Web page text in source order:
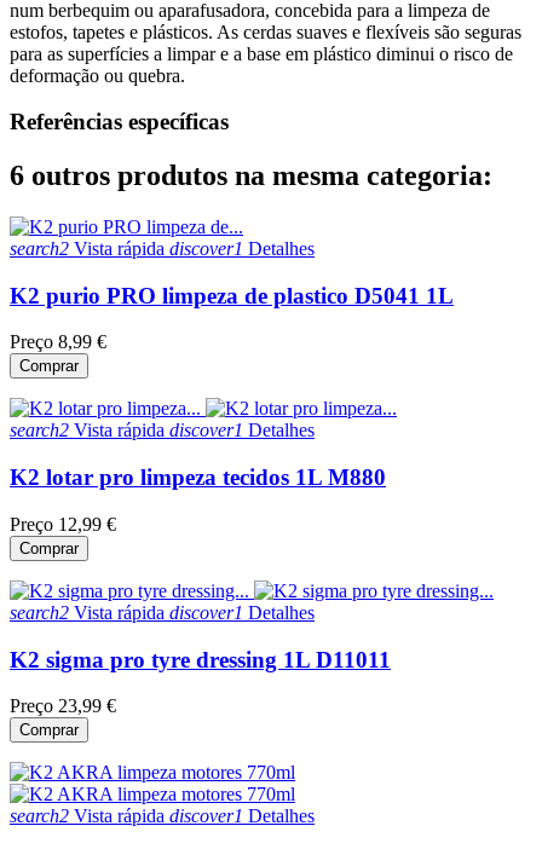
num berbequim ou aparafusadora, concebida para a limpeza de
estofos, tapetes e plásticos. As cerdas suaves e flexíveis são seguras
para as superfícies a limpar e a base em plástico diminui o risco de
deformação ou quebra.
Referências específicas
6 outros produtos na mesma categoria:
search2 Vista rápida discover1 Detalhes
K2 purio PRO limpeza de plastico D5041 1L
Preço 8,99 €
Comprar
search2 Vista rápida discover1 Detalhes
K2 lotar pro limpeza tecidos 1L M880
Preço 12,99 €
Comprar
search2 Vista rápida discover1 Detalhes
K2 sigma pro tyre dressing 1L D11011
Preço 23,99 €
Comprar
search2 Vista rápida discover1 Detalhes